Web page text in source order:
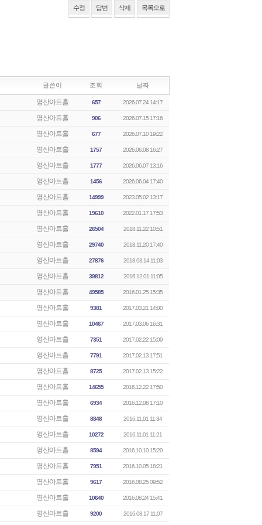
수정 답변 삭제 목록으로
글쓴이 조회 날짜
영산아트홀 657 2026.07.24 14:17
영산아트홀 906 2026.07.15 17:16
영산아트홀 677 2026.07.10 19:22
영산아트홀 1757 2026.06.08 16:27
영산아트홀 1777 2026.06.07 13:16
영산아트홀 1456 2026.06.04 17:40
영산아트홀 14999 2023.05.02 13:17
영산아트홀 19610 2022.01.17 17:53
영산아트홀 26504 2018.11.22 10:51
영산아트홀 29740 2018.11.20 17:40
영산아트홀 27876 2018.03.14 11:03
영산아트홀 39812 2016.12.01 11:05
영산아트홀 49585 2016.01.25 15:35
영산아트홀 9381 2017.03.21 14:00
영산아트홀 10467 2017.03.06 16:31
영산아트홀 7351 2017.02.22 15:09
영산아트홀 7791 2017.02.13 17:51
영산아트홀 8725 2017.02.13 15:22
영산아트홀 14655 2016.12.22 17:50
영산아트홀 6934 2016.12.08 17:10
영산아트홀 8848 2016.11.01 11:34
영산아트홀 10272 2016.11.01 11:21
영산아트홀 8594 2016.10.10 15:20
영산아트홀 7951 2016.10.05 18:21
영산아트홀 9617 2016.08.25 09:52
영산아트홀 10640 2016.08.24 15:41
영산아트홀 9200 2016.08.17 11:07